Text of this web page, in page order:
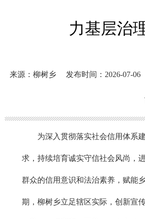
力基层治
来源：柳树乡 发布时间：2026-07-06
为深入贯彻落实社会信用体系
求，持续培育诚实守信社会风尚，
群众的信用意识和法治素养，赋能
期，柳树乡立足辖区实际，创新宣